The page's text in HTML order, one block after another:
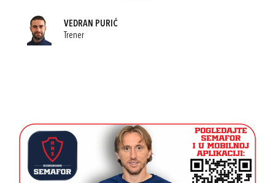
VEDRAN PURIĆ
Trener